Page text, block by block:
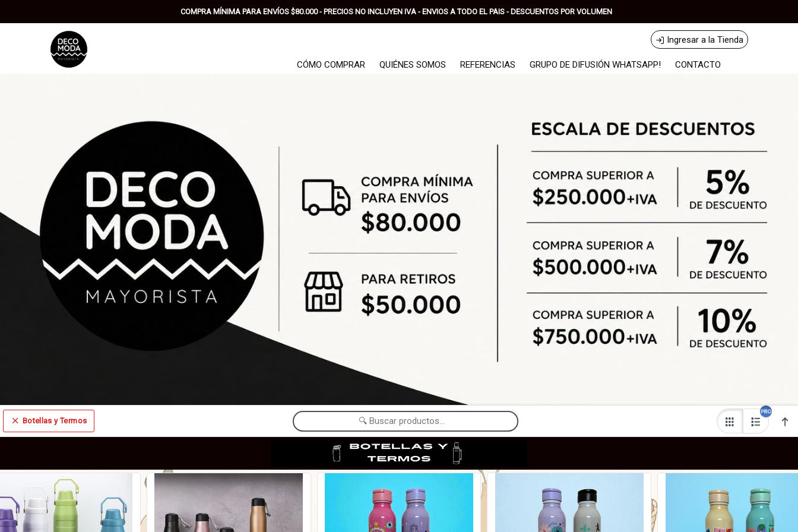
Comprá online productos de Botellas y Termos en DECOMODA MAYORISTA
COMPRA MÍNIMA PARA ENVÍOS $80.000 - PRECIOS NO INCLUYEN IVA - ENVIOS A TODO EL PAIS - DESCUENTOS POR VOLUMEN
Ingresar a la Tienda
CÓMO COMPRAR QUIÉNES SOMOS REFERENCIAS GRUPO DE DIFUSIÓN WHATSAPP! CONTACTO
Botellas y Termos